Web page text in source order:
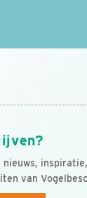
nieuws,
van